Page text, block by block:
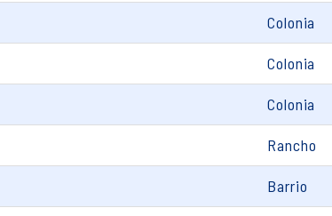
Colonia
Colonia
Colonia
Rancho
Barrio